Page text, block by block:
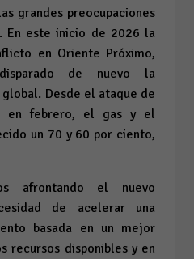
grandes preocupaciones
En este inicio de 2026 la
en Oriente Próximo,
de nuevo la
Desde el ataque de
en febrero, el gas y el
un 70 y 60 por ciento,
afrontando el nuevo
de acelerar una
basada en un mejor
recursos disponibles y en